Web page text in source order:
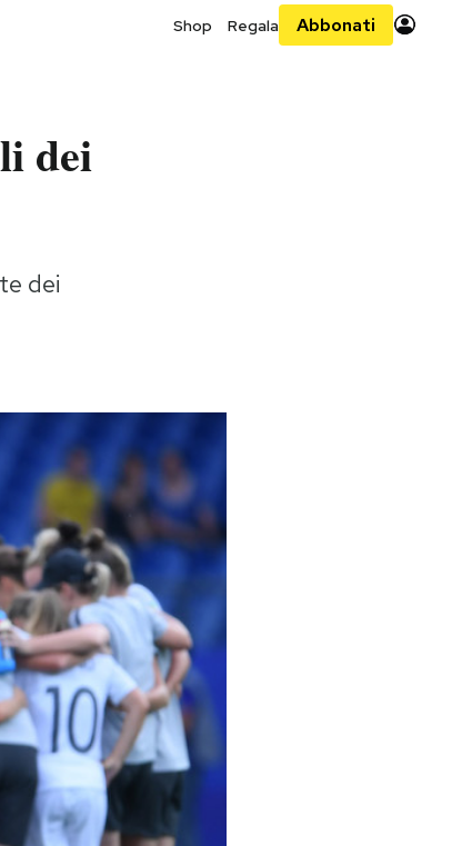
Shop Regala Abbonati
dei
dei